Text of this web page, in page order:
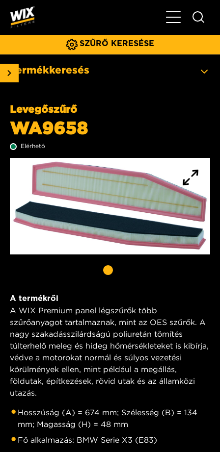
Főmenü
SZŰRŐ KERESÉSE
Termékkeresés
Levegőszűrő
WA9658
Elérhető
A termékről
A WIX Premium panel légszűrők több
szűrőanyagot tartalmaznak, mint az OES szűrők. A
nagy szakadásszilárdságú poliuretán tömítés
túlterhelő meleg és hideg hőmérsékleteket is kibírja,
védve a motorokat normál és súlyos vezetési
körülmények ellen, mint például a megállás,
földutak, építkezések, rövid utak és az államközi
utazás.
Hosszúság (A) = 674 mm; Szélesség (B) = 134
mm; Magasság (H) = 48 mm
Fő alkalmazás: BMW Serie X3 (E83)